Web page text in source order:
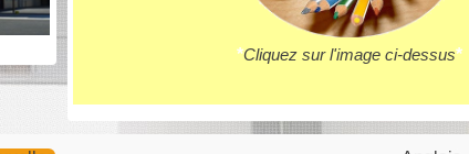
*Cliquez sur l'image ci-dessus*